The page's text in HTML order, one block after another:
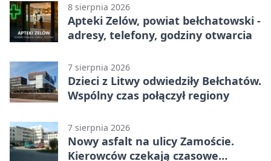
8 sierpnia 2026
Apteki Zelów, powiat bełchatowski -
adresy, telefony, godziny otwarcia
7 sierpnia 2026
Dzieci z Litwy odwiedziły Bełchatów.
Wspólny czas połączył regiony
7 sierpnia 2026
Nowy asfalt na ulicy Zamoście.
Kierowców czekają czasowe